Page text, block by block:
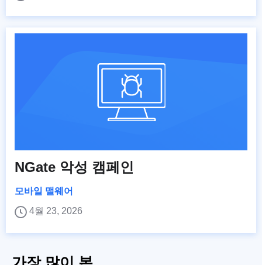
NGate 악성 캠페인
모바일 맬웨어
4월 23, 2026